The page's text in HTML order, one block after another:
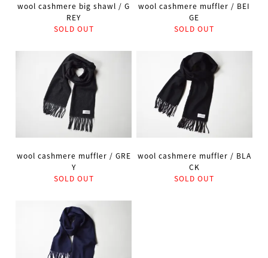
wool cashmere big shawl / G
REY
SOLD OUT
wool cashmere muffler / BEI
GE
SOLD OUT
wool cashmere muffler / GRE
Y
SOLD OUT
wool cashmere muffler / BLA
CK
SOLD OUT